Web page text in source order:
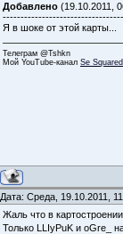
Добавлено (19.10.2011,
Я в шоке от этой карты...
Телеграм @Tshkn
Мой YouTube-канал Se Squared
Дата: Среда, 19.10.2011,
Жаль что в
Только LLIyPuK и oGre_